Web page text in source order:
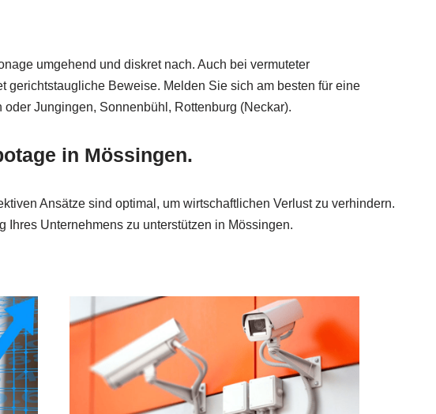
umgehend und diskret nach. Auch bei vermuteter
Beweise. Melden Sie sich am besten für eine
Jungingen, Sonnenbühl, Rottenburg (Neckar).
in Mössingen.
Ansätze sind optimal, um wirtschaftlichen Verlust zu verhindern.
Ihres Unternehmens zu unterstützen in Mössingen.